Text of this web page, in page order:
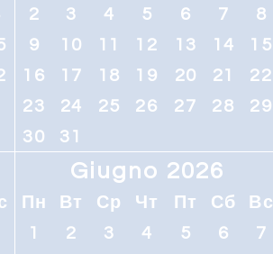
2
3 4 5 6 7
8
9
10 11 12 13 14
15
16
17 18 19 20 21
22
23
24 25 26 27 28
29
30
31
Giugno 2026
Пн Вт Ср Чт Пт Сб
Вс
1
2 3 4 5 6
7